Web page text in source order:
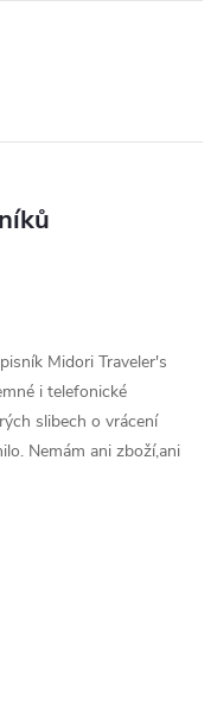
Midori Traveler's
i telefonické
slibech o vrácení
Nemám ani zboží,ani